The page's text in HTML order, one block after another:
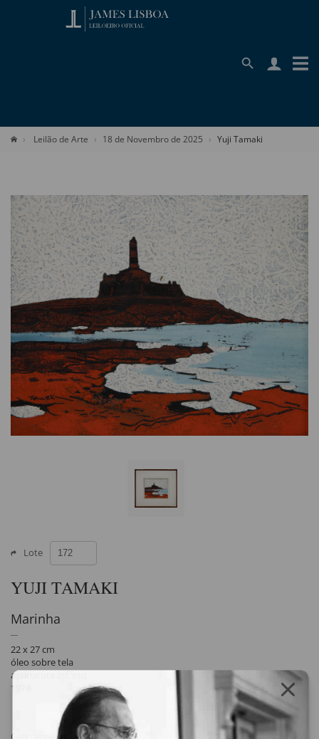
Leilão de Arte 18 de Novembro de 2025 Yuji Tamaki
Lote
YUJI TAMAKI
Marinha
22 x 27 cm
óleo sobre tela
assinatura inf. esq.
1978
Compartilhar